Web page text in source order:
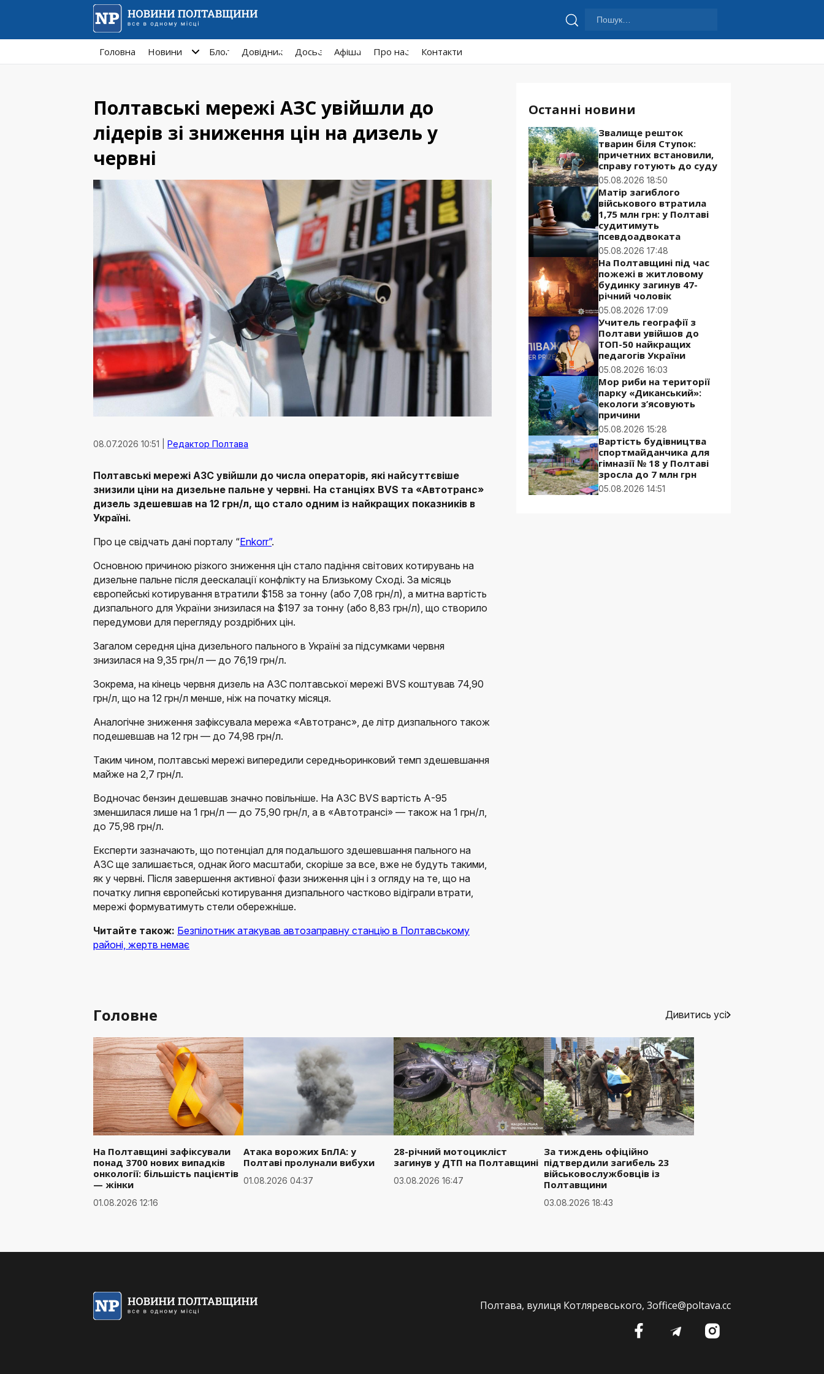
Пошук:
Головна Новини Блог Довідник Досьє Афiша Про нас Контакти
Полтавські мережі АЗС увійшли до
лідерів зі зниження цін на дизель у
червні
08.07.2026 10:51 | Редактор Полтава
Полтавські мережі АЗС увійшли до числа операторів, які найсуттєвіше
знизили ціни на дизельне пальне у червні. На станціях BVS та «Автотранс»
дизель здешевшав на 12 грн/л, що стало одним із найкращих показників в
Україні.
Про це свідчать дані порталу “Enkorr”.
Основною причиною різкого зниження цін стало падіння світових котирувань на
дизельне пальне після деескалації конфлікту на Близькому Сході. За місяць
європейські котирування втратили $158 за тонну (або 7,08 грн/л), а митна вартість
дизпального для України знизилася на $197 за тонну (або 8,83 грн/л), що створило
передумови для перегляду роздрібних цін.
Загалом середня ціна дизельного пального в Україні за підсумками червня
знизилася на 9,35 грн/л — до 76,19 грн/л.
Зокрема, на кінець червня дизель на АЗС полтавської мережі BVS коштував 74,90
грн/л, що на 12 грн/л менше, ніж на початку місяця.
Аналогічне зниження зафіксувала мережа «Автотранс», де літр дизпального також
подешевшав на 12 грн — до 74,98 грн/л.
Таким чином, полтавські мережі випередили середньоринковий темп здешевшання
майже на 2,7 грн/л.
Водночас бензин дешевшав значно повільніше. На АЗС BVS вартість А-95
зменшилася лише на 1 грн/л — до 75,90 грн/л, а в «Автотрансі» — також на 1 грн/л,
до 75,98 грн/л.
Експерти зазначають, що потенціал для подальшого здешевшання пального на
АЗС ще залишається, однак його масштаби, скоріше за все, вже не будуть такими,
як у червні. Після завершення активної фази зниження цін і з огляду на те, що на
початку липня європейські котирування дизпального частково відіграли втрати,
мережі формуватимуть стели обережніше.
Читайте також: Безпілотник атакував автозаправну станцію в Полтавському
районі, жертв немає
Останні новини
Звалище решток
тварин біля Ступок:
причетних встановили,
справу готують до суду
05.08.2026 18:50
Матір загиблого
військового втратила
1,75 млн грн: у Полтаві
судитимуть
псевдоадвоката
05.08.2026 17:48
На Полтавщині під час
пожежі в житловому
будинку загинув 47-
річний чоловік
05.08.2026 17:09
Учитель географії з
Полтави увійшов до
ТОП-50 найкращих
педагогів України
05.08.2026 16:03
Мор риби на території
парку «Диканський»:
екологи з’ясовують
причини
05.08.2026 15:28
Вартість будівництва
спортмайданчика для
гімназії № 18 у Полтаві
зросла до 7 млн грн
05.08.2026 14:51
Головне Дивитись усі
На Полтавщині зафіксували
понад 3700 нових випадків
онкології: більшість пацієнтів
— жінки
01.08.2026 12:16
Атака ворожих БпЛА: у
Полтаві пролунали вибухи
01.08.2026 04:37
28-річний мотоцикліст
загинув у ДТП на Полтавщині
03.08.2026 16:47
За тиждень офіційно
підтвердили загибель 23
військовослужбовців із
Полтавщини
03.08.2026 18:43
Полтава, вулиця Котляревського, 3office@poltava.cc